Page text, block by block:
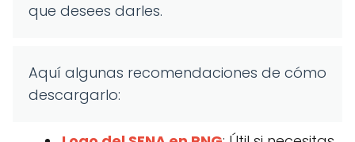
que desees darles.
Aquí algunas recomendaciones de cómo
descargarlo: